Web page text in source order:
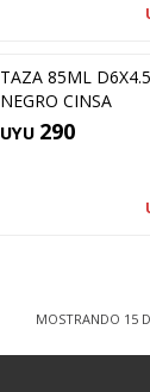
TAZA 85ML
NEGRO CINSA
UYU 290
MOSTRANDO 15